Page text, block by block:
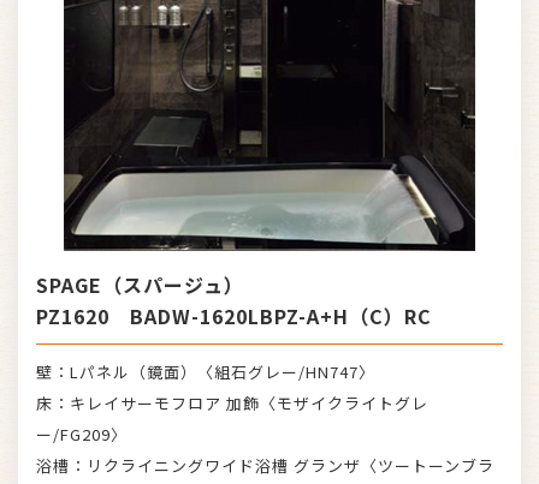
SPAGE（スパージュ）
PZ1620 BADW-1620LBPZ-A+H（C）RC
壁：Lパネル（鏡面）〈組石グレー/HN747〉
床：キレイサーモフロア 加飾〈モザイクライトグレ
ー/FG209〉
浴槽：リクライニングワイド浴槽 グランザ〈ツートーンブラ